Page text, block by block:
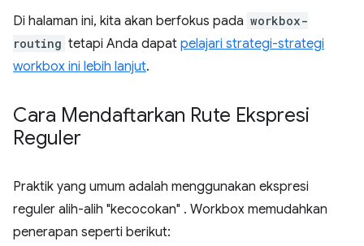
Di halaman ini, kita akan berfokus pada workbox-
routing tetapi Anda dapat pelajari strategi-strategi
workbox ini lebih lanjut.
Cara Mendaftarkan Rute Ekspresi
Reguler
Praktik yang umum adalah menggunakan ekspresi
reguler alih-alih "kecocokan" . Workbox memudahkan
penerapan seperti berikut: